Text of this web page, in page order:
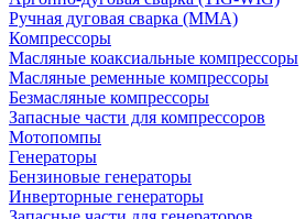
Ручная дуговая сварка (MMA)
Компрессоры
Масляные коаксиальные компрессоры
Масляные ременные компрессоры
Безмасляные компрессоры
Запасные части для компрессоров
Мотопомпы
Генераторы
Бензиновые генераторы
Инверторные генераторы